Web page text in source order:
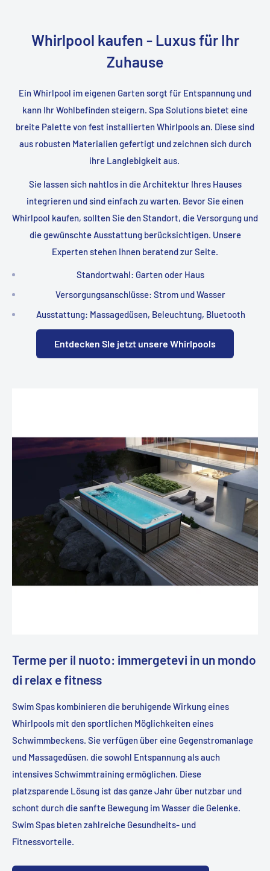
Whirlpool kaufen - Luxus für Ihr
Zuhause
Ein Whirlpool im eigenen Garten sorgt für Entspannung und
kann Ihr Wohlbefinden steigern. Spa Solutions bietet eine
breite Palette von fest installierten Whirlpools an. Diese sind
aus robusten Materialien gefertigt und zeichnen sich durch
ihre Langlebigkeit aus.
Sie lassen sich nahtlos in die Architektur Ihres Hauses
integrieren und sind einfach zu warten. Bevor Sie einen
Whirlpool kaufen, sollten Sie den Standort, die Versorgung und
die gewünschte Ausstattung berücksichtigen. Unsere
Experten stehen Ihnen beratend zur Seite.
Standortwahl: Garten oder Haus
Versorgungsanschlüsse: Strom und Wasser
Ausstattung: Massagedüsen, Beleuchtung, Bluetooth
Entdecken SIe jetzt unsere Whirlpools
Terme per il nuoto: immergetevi in un mondo
di relax e fitness
Swim Spas kombinieren die beruhigende Wirkung eines
Whirlpools mit den sportlichen Möglichkeiten eines
Schwimmbeckens. Sie verfügen über eine Gegenstromanlage
und Massagedüsen, die sowohl Entspannung als auch
intensives Schwimmtraining ermöglichen. Diese
platzsparende Lösung ist das ganze Jahr über nutzbar und
schont durch die sanfte Bewegung im Wasser die Gelenke.
Swim Spas bieten zahlreiche Gesundheits- und
Fitnessvorteile.